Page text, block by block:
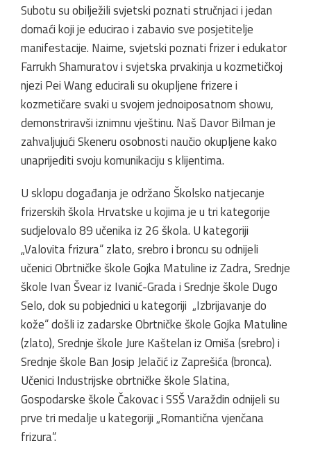
Subotu su obilježili svjetski poznati stručnjaci i jedan
domaći koji je educirao i zabavio sve posjetitelje
manifestacije. Naime, svjetski poznati frizer i edukator
Farrukh Shamuratov i svjetska prvakinja u kozmetičkoj
njezi Pei Wang educirali su okupljene frizere i
kozmetičare svaki u svojem jednoiposatnom showu,
demonstriravši iznimnu vještinu. Naš Davor Bilman je
zahvaljujući Skeneru osobnosti naučio okupljene kako
unaprijediti svoju komunikaciju s klijentima.
U sklopu događanja je održano Školsko natjecanje
frizerskih škola Hrvatske u kojima je u tri kategorije
sudjelovalo 89 učenika iz 26 škola. U kategoriji
„Valovita frizura“ zlato, srebro i broncu su odnijeli
učenici Obrtničke škole Gojka Matuline iz Zadra, Srednje
škole Ivan Švear iz Ivanić-Grada i Srednje škole Dugo
Selo, dok su pobjednici u kategoriji „Izbrijavanje do
kože“ došli iz zadarske Obrtničke škole Gojka Matuline
(zlato), Srednje škole Jure Kaštelan iz Omiša (srebro) i
Srednje škole Ban Josip Jelačić iz Zaprešića (bronca).
Učenici Industrijske obrtničke škole Slatina,
Gospodarske škole Čakovac i SSŠ Varaždin odnijeli su
prve tri medalje u kategoriji „Romantična vjenčana
frizura“.